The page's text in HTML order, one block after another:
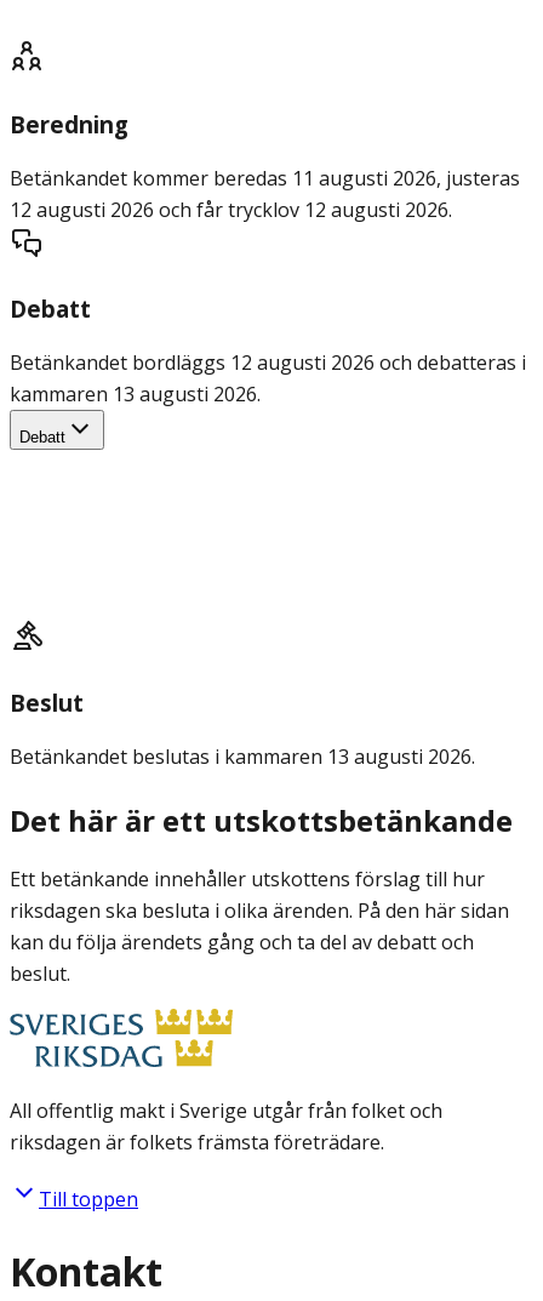
Beredning
Betänkandet kommer beredas 11 augusti 2026, justeras
12 augusti 2026 och får trycklov 12 augusti 2026.
Debatt
Betänkandet bordläggs 12 augusti 2026 och debatteras i
kammaren 13 augusti 2026.
Debatt
Beslut
Betänkandet beslutas i kammaren 13 augusti 2026.
Det här är ett utskottsbetänkande
Ett betänkande innehåller utskottens förslag till hur
riksdagen ska besluta i olika ärenden. På den här sidan
kan du följa ärendets gång och ta del av debatt och
beslut.
All offentlig makt i Sverige utgår från folket och
riksdagen är folkets främsta företrädare.
Till toppen
Kontakt